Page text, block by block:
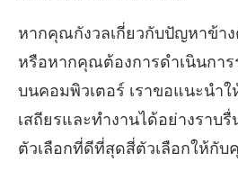
หากคุณกังวลเกี่ยวกับปัญหาข้า
หรือหากคุณต้องการดำเนินการ
บนคอมพิวเตอร์ เราขอแนะนำ
เสถียรและทำงานได้อย่างราบรื่
ตัวเลือกที่ดีที่สุดสี่ตัวเลือกให้กับ